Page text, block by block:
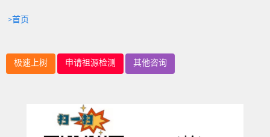
>首页
极速上树 申请祖源检测 其他咨询